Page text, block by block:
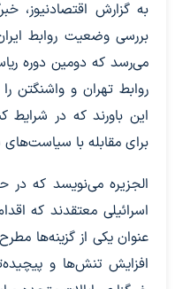
به گزارش اقتصادنیوز،
بررسی وضعیت روابط
می‌رسد که دومین دوره
روابط تهران و واشنگتن
این باورند که در شرایط
برای مقابله با
الجزیره می‌نویسد که در
اسرائیلی معتقدند که
عنوان یکی از گزینه‌ها
افزایش تنش‌ها و